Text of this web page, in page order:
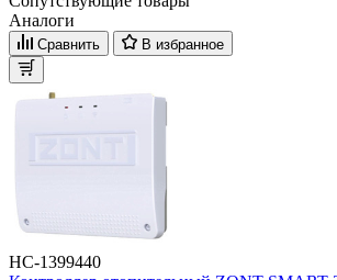
Аналоги
Сравнить В избранное
НС-1399440